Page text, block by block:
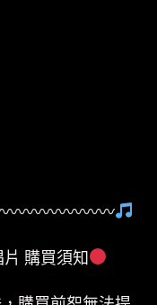
〰〰〰〰〰〰
購買須知